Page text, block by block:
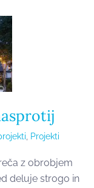
, Projekti
z obrobjem
deluje strogo in